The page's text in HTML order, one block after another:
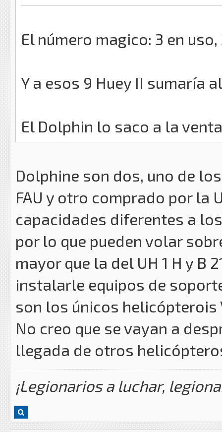
El número magico: 3 en
Y a esos 9 Huey II sumaría
El Dolphin lo saco a la
Dolphine son dos, uno de
FAU y otro comprado por la
capacidades diferentes a
por lo que pueden volar
mayor que la del UH 1 H y B
instalarle equipos de
son los únicos helicópterois
No creo que se vayan a
llegada de otros
¡Legionarios a luchar,